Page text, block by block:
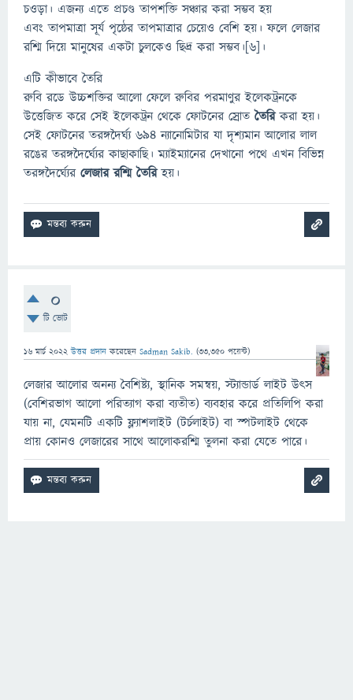
চওড়া। এজন্য এতে প্রচণ্ড তাপশক্তি সঞ্চার করা সম্ভব হয়
এবং তাপমাত্রা সূর্য পৃষ্ঠের তাপমাত্রার চেয়েও বেশি হয়। ফলে লেজার
রশ্মি দিয়ে মানুষের একটা চুলকেও ছিদ্র করা সম্ভব।[৬]।
এটি কীভাবে তৈরি
রুবি রডে উচ্চশক্তির আলো ফেলে রুবির পরমাণুর ইলেকট্রনকে
উত্তেজিত করে সেই ইলেকট্রন থেকে ফোটনের স্রোততৈরিকরা হয়।
সেই ফোটনের তরঙ্গদৈর্ঘ্য ৬৯৪ ন্যানোমিটার যা দৃশ্যমান আলোর লাল
রঙের তরঙ্গদৈর্ঘ্যের কাছাকাছি। ম্যাইম্যানের দেখানো পথে এখন বিভিন্ন
তরঙ্গদৈর্ঘ্যের লেজার রশ্মি তৈরিহয়।
0
টি ভোট
16 মার্চ 2022 উত্তর প্রদান করেছেন Sadman Sakib. (33,350 পয়েন্ট)
লেজার আলোর অনন্য বৈশিষ্ট্য, স্থানিক সমন্বয়, স্ট্যান্ডার্ড লাইট উৎস
(বেশিরভাগ আলো পরিত্যাগ করা ব্যতীত) ব্যবহার করে প্রতিলিপি করা
যায় না, যেমনটি একটি ফ্ল্যাশলাইট (টর্চলাইট) বা স্পটলাইট থেকে
প্রায় কোনও লেজারের সাথে আলোকরশ্মি তুলনা করা যেতে পারে।